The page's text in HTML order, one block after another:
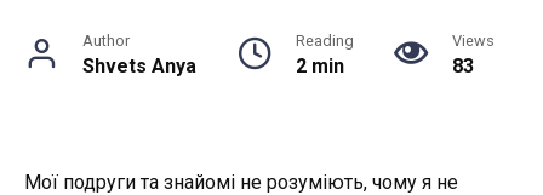
Author
Shvets Anya
Reading
2 min
Views
83
Мої подруги та знайомі не розуміють, чому я не